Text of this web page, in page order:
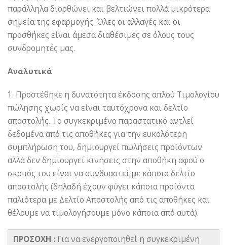
παράλληλα διορθώνει και βελτιώνει πολλά μικρότερα
σημεία της εφαρμογής. Όλες οι αλλαγές και οι
προσθήκες είναι άμεσα διαθέσιμες σε όλους τους
συνδρομητές μας.
Αναλυτικά
1. Προστέθηκε η δυνατότητα έκδοσης απλού Τιμολογίου
πώλησης χωρίς να είναι ταυτόχρονα και δελτίο
αποστολής. Το συγκεκριμένο παραστατικό αντλεί
δεδομένα από τις αποθήκες για την ευκολότερη
συμπλήρωση του, δημιουργεί πωλήσεις προϊόντων
αλλά δεν δημιουργεί κινήσεις στην αποθήκη αφού ο
σκοπός του είναι να συνδυαστεί με κάποιο δελτίο
αποστολής (δηλαδή έχουν φύγει κάποια προϊόντα
παλιότερα με Δελτίο Αποστολής από τις αποθήκες και
θέλουμε να τιμολογήσουμε μόνο κάποια από αυτά).
ΠΡΟΣΟΧΗ : Για να ενεργοποιηθεί η συγκεκριμένη